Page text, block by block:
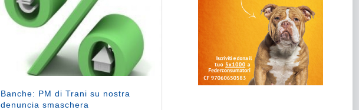
Banche: PM di Trani su nostra
denuncia smaschera